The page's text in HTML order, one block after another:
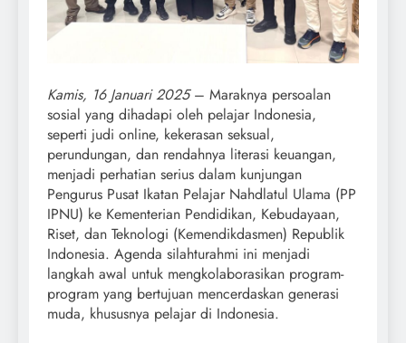
Kamis, 16 Januari 2025– Maraknya persoalan
sosial yang dihadapi oleh pelajar Indonesia,
seperti judi online, kekerasan seksual,
perundungan, dan rendahnya literasi keuangan,
menjadi perhatian serius dalam kunjungan
Pengurus Pusat Ikatan Pelajar Nahdlatul Ulama (PP
IPNU) ke Kementerian Pendidikan, Kebudayaan,
Riset, dan Teknologi (Kemendikdasmen) Republik
Indonesia. Agenda silahturahmi ini menjadi
langkah awal untuk mengkolaborasikan program-
program yang bertujuan mencerdaskan generasi
muda, khususnya pelajar di Indonesia.